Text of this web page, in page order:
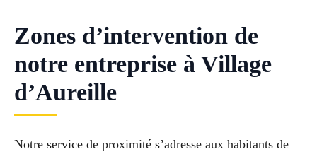
Zones d’intervention de
notre entreprise à Village
d’Aureille
Notre service de proximité s’adresse aux habitants de